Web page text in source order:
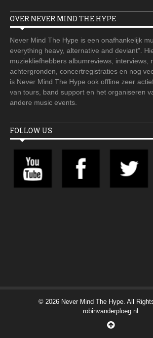
OVER NEVER MIND THE HYPE
Never Mind The Hype is een onafhankelijk
everything heavy, alternative and deviant".
muziekliefhebbers albumreviews, interviews,
achtergronden, concertregistraties en nog
is Never Mind The Hype ook offline zeer
van tours, band support en het organiseren
andere music events.
FOLLOW US
© 2026 Never Mind The Hype. All
robinvanderploeg.nl